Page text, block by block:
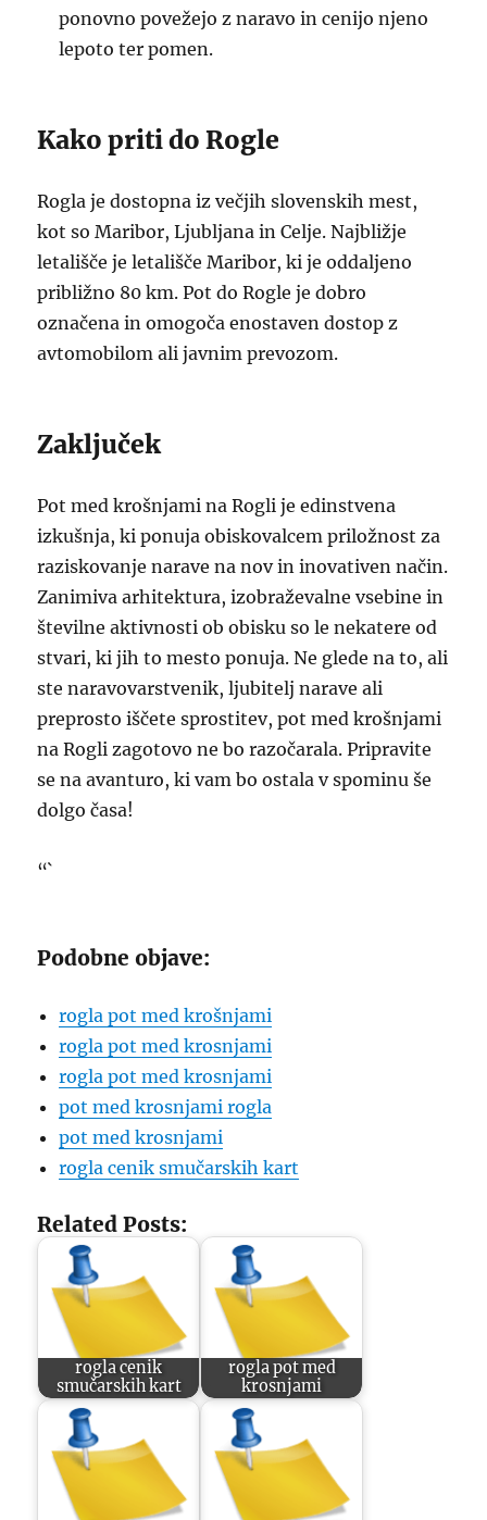
ponovno povežejo z naravo in cenijo njeno
lepoto ter pomen.
Kako priti do Rogle
Rogla je dostopna iz večjih slovenskih mest,
kot so Maribor, Ljubljana in Celje. Najbližje
letališče je letališče Maribor, ki je oddaljeno
približno 80 km. Pot do Rogle je dobro
označena in omogoča enostaven dostop z
avtomobilom ali javnim prevozom.
Zaključek
Pot med krošnjami na Rogli je edinstvena
izkušnja, ki ponuja obiskovalcem priložnost za
raziskovanje narave na nov in inovativen način.
Zanimiva arhitektura, izobraževalne vsebine in
številne aktivnosti ob obisku so le nekatere od
stvari, ki jih to mesto ponuja. Ne glede na to, ali
ste naravovarstvenik, ljubitelj narave ali
preprosto iščete sprostitev, pot med krošnjami
na Rogli zagotovo ne bo razočarala. Pripravite
se na avanturo, ki vam bo ostala v spominu še
dolgo časa!
“`
Podobne objave:
rogla pot med krošnjami
rogla pot med krosnjami
rogla pot med krosnjami
pot med krosnjami rogla
pot med krosnjami
rogla cenik smučarskih kart
Related Posts:
rogla cenik
smučarskih kart
rogla pot med
krosnjami